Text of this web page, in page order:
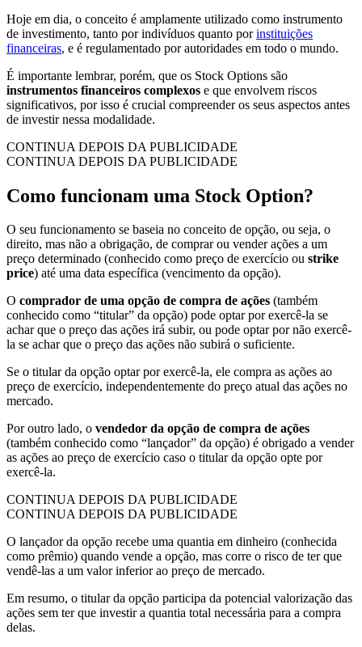
Hoje em dia, o conceito é amplamente utilizado como instrumento
de investimento, tanto por indivíduos quanto porinstituições
financeiras, e é regulamentado por autoridades em todo o mundo.
É importante lembrar, porém, que os Stock Options são
instrumentos financeiros complexos e que envolvem riscos
significativos, por isso é crucial compreender os seus aspectos antes
de investir nessa modalidade.
CONTINUA DEPOIS DA PUBLICIDADE
CONTINUA DEPOIS DA PUBLICIDADE
Como funcionam uma Stock Option?
O seu funcionamento se baseia no conceito de opção, ou seja, o
direito, mas não a obrigação, de comprar ou vender ações a um
preço determinado (conhecido como preço de exercício ou strike
price) até uma data específica (vencimento da opção).
O comprador de uma opção de compra de ações (também
conhecido como “titular” da opção) pode optar por exercê-la se
achar que o preço das ações irá subir, ou pode optar por não exercê-
la se achar que o preço das ações não subirá o suficiente.
Se o titular da opção optar por exercê-la, ele compra as ações ao
preço de exercício, independentemente do preço atual das ações no
mercado.
Por outro lado, o vendedor da opção de compra de ações
(também conhecido como “lançador” da opção) é obrigado a vender
as ações ao preço de exercício caso o titular da opção opte por
exercê-la.
CONTINUA DEPOIS DA PUBLICIDADE
CONTINUA DEPOIS DA PUBLICIDADE
O lançador da opção recebe uma quantia em dinheiro (conhecida
como prêmio) quando vende a opção, mas corre o risco de ter que
vendê-las a um valor inferior ao preço de mercado.
Em resumo, o titular da opção participa da potencial valorização das
ações sem ter que investir a quantia total necessária para a compra
delas.